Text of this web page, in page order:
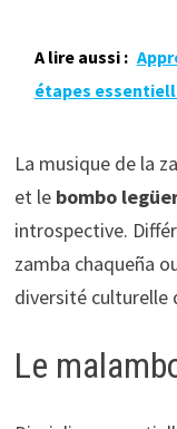
A lire aussi :
étapes
La musique de la
et le bombo
introspective.
zamba chaqueña
diversité culturelle
Le